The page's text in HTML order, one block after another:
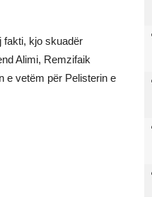
fakti, kjo skuadër
Alimi, Remzifaik
e vetëm për Pelisterin e